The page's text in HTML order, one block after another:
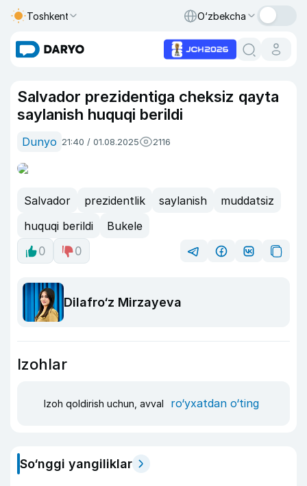
Toshkent O‘zbekcha
Salvador prezidentiga cheksiz qayta
saylanish huquqi berildi
Dunyo 21:40 / 01.08.2025 2116
Salvador prezidentlik saylanish
muddatsiz
huquqi berildi
Bukele
0
0
Dilafro‘z Mirzayeva
Izohlar
Izoh qoldirish uchun, avval ro‘yxatdan o‘ting
So‘nggi yangiliklar